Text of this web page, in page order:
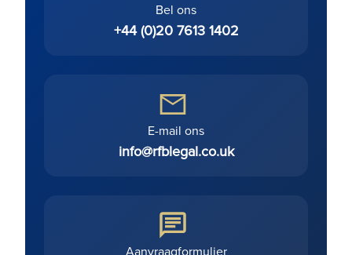
Bel ons
+44 (0)20 7613 1402
E-mail ons
info@rfblegal.co.uk
Aanvraagformulier